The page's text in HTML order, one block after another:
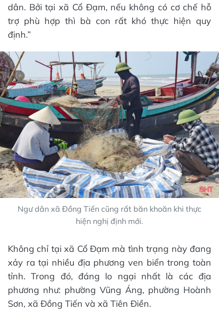
dân. Bởi tại xã Cổ Đạm, nếu không có cơ chế hỗ
trợ phù hợp thì bà con rất khó thực hiện quy
định.”
Ngư dân xã Đồng Tiến cũng rất băn khoăn khi thực
hiện nghị định mới.
Không chỉ tại xã Cổ Đạm mà tình trạng này đang
xảy ra tại nhiều địa phương ven biển trong toàn
tỉnh. Trong đó, đáng lo ngại nhất là các địa
phương như: phường Vũng Áng, phường Hoành
Sơn, xã Đồng Tiến và xã Tiên Điền.